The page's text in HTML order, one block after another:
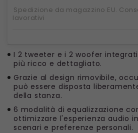
Spedizione da magazzino EU.
lavorativi
I 2 tweeter e i 2 woofer
più ricco e dettagliato.
Grazie al design rimovibile,
può essere disposta
della stanza.
6 modalità di equalizzazione
ottimizzare l'esperienza audio
scenari e preferenze personali.